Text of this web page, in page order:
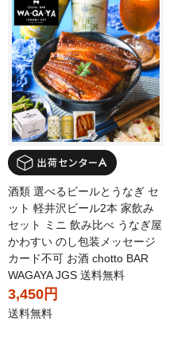
酒類 選べるビールとうなぎ セ
ット 軽井沢ビール2本 家飲み
セット ミニ 飲み比べ うなぎ屋
かわすい のし包装メッセージ
カード不可 お酒 chotto BAR
WAGAYA JGS 送料無料
3,450円
送料無料